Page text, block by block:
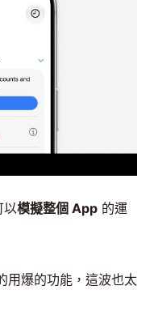
以模擬整個 App 的運
用爆的功能，這波也太